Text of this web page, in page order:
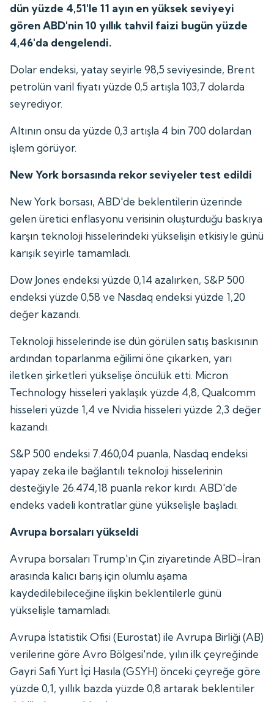
dün yüzde 4,51'le 11 ayın en yüksek seviyeyi
gören ABD'nin 10 yıllık tahvil faizi bugün yüzde
4,46'da dengelendi.
Dolar endeksi, yatay seyirle 98,5 seviyesinde, Brent
petrolün varil fiyatı yüzde 0,5 artışla 103,7 dolarda
seyrediyor.
Altının onsu da yüzde 0,3 artışla 4 bin 700 dolardan
işlem görüyor.
New York borsasında rekor seviyeler test edildi
New York borsası, ABD'de beklentilerin üzerinde
gelen üretici enflasyonu verisinin oluşturduğu baskıya
karşın teknoloji hisselerindeki yükselişin etkisiyle günü
karışık seyirle tamamladı.
Dow Jones endeksi yüzde 0,14 azalırken, S&P 500
endeksi yüzde 0,58 ve Nasdaq endeksi yüzde 1,20
değer kazandı.
Teknoloji hisselerinde ise dün görülen satış baskısının
ardından toparlanma eğilimi öne çıkarken, yarı
iletken şirketleri yükselişe öncülük etti. Micron
Technology hisseleri yaklaşık yüzde 4,8, Qualcomm
hisseleri yüzde 1,4 ve Nvidia hisseleri yüzde 2,3 değer
kazandı.
S&P 500 endeksi 7.460,04 puanla, Nasdaq endeksi
yapay zeka ile bağlantılı teknoloji hisselerinin
desteğiyle 26.474,18 puanla rekor kırdı. ABD'de
endeks vadeli kontratlar güne yükselişle başladı.
Avrupa borsaları yükseldi
Avrupa borsaları Trump'ın Çin ziyaretinde ABD-İran
arasında kalıcı barış için olumlu aşama
kaydedilebileceğine ilişkin beklentilerle günü
yükselişle tamamladı.
Avrupa İstatistik Ofisi (Eurostat) ile Avrupa Birliği (AB)
verilerine göre Avro Bölgesi'nde, yılın ilk çeyreğinde
Gayri Safi Yurt İçi Hasıla (GSYH) önceki çeyreğe göre
yüzde 0,1, yıllık bazda yüzde 0,8 artarak beklentiler